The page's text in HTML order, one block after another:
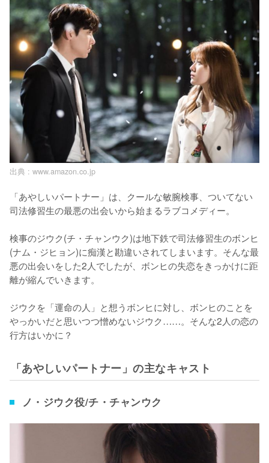
出典 : www.amazon.co.jp
「あやしいパートナー」は、クールな敏腕検事、ついてない
司法修習生の最悪の出会いから始まるラブコメディー。
検事のジウク(チ・チャンウク)は地下鉄で司法修習生のボンヒ
(ナム・ジヒョン)に痴漢と勘違いされてしまいます。そんな最
悪の出会いをした2人でしたが、ボンヒの失恋をきっかけに距
離が縮んでいきます。
ジウクを「運命の人」と想うボンヒに対し、ボンヒのことを
やっかいだと思いつつ憎めないジウク……。そんな2人の恋の
行方はいかに？
「あやしいパートナー」の主なキャスト
ノ・ジウク役/チ・チャンウク